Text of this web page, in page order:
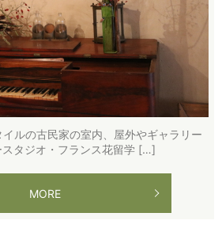
ルの古民家の室内、屋外やギャラリー
タジオ・フランス花留学 […]
MORE